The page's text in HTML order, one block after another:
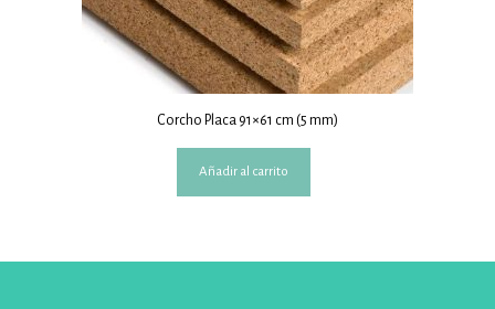
Corcho Placa 91×61 cm (5 mm)
Añadir al carrito